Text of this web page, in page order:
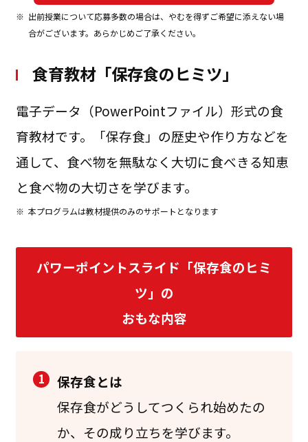
※ 出前授業について応募多数の場合は、やむを得ずご希望に添えない場
合がございます。あらかじめご了承ください。
食育教材「保存食のヒミツ」
電子データ（PowerPointファイル）形式の食
育教材です。「保存食」の歴史や作り方などを
通して、食べ物を無駄なく大切に食べきる知恵
と食べ物の大切さを学びます。
※ 本プログラムは教材提供のみのサポートとなります
パワーポイントスライド「保存食のヒミ
ツ」の
おもな内容
1
保存食とは
保存食がどうしてつくられ始めたの
か、その成り立ちを学びます。